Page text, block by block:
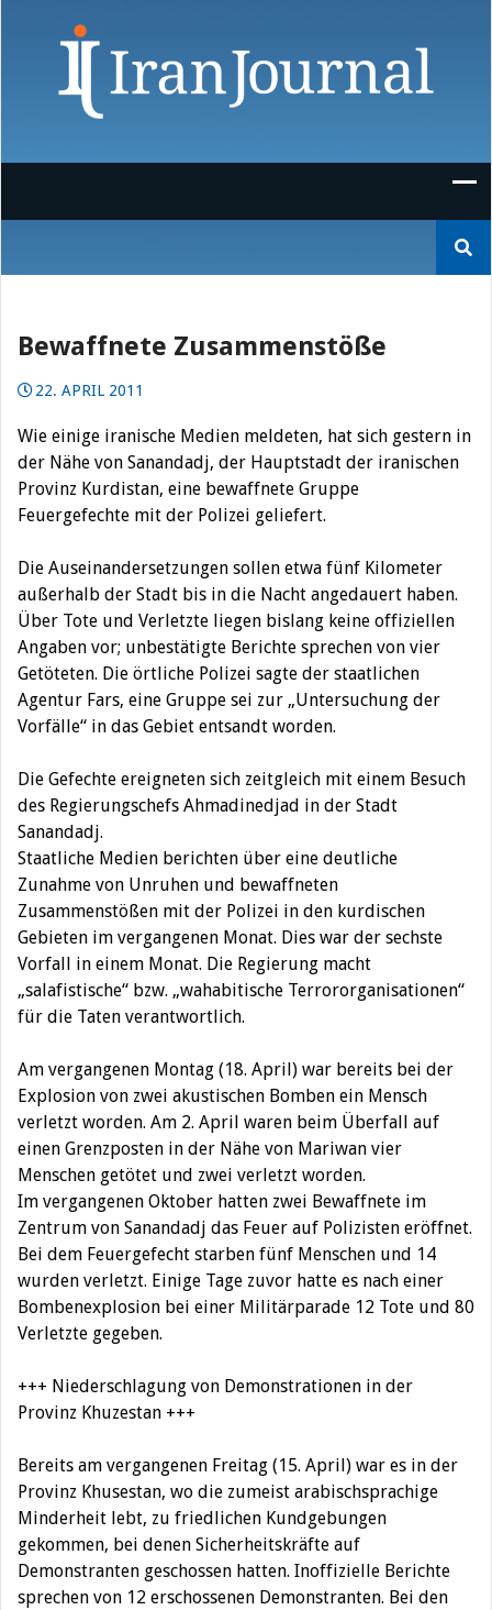
nach:
Bewaffnete Zusammenstöße
22. APRIL 2011
Wie einige iranische Medien meldeten, hat sich gestern in
der Nähe von Sanandadj, der Hauptstadt der iranischen
Provinz Kurdistan, eine bewaffnete Gruppe
Feuergefechte mit der Polizei geliefert.
Die Auseinandersetzungen sollen etwa fünf Kilometer
außerhalb der Stadt bis in die Nacht angedauert haben.
Über Tote und Verletzte liegen bislang keine offiziellen
Angaben vor; unbestätigte Berichte sprechen von vier
Getöteten. Die örtliche Polizei sagte der staatlichen
Agentur Fars, eine Gruppe sei zur „Untersuchung der
Vorfälle“ in das Gebiet entsandt worden.
Die Gefechte ereigneten sich zeitgleich mit einem Besuch
des Regierungschefs Ahmadinedjad in der Stadt
Sanandadj.
Staatliche Medien berichten über eine deutliche
Zunahme von Unruhen und bewaffneten
Zusammenstößen mit der Polizei in den kurdischen
Gebieten im vergangenen Monat. Dies war der sechste
Vorfall in einem Monat. Die Regierung macht
„salafistische“ bzw. „wahabitische Terrororganisationen“
für die Taten verantwortlich.
Am vergangenen Montag (18. April) war bereits bei der
Explosion von zwei akustischen Bomben ein Mensch
verletzt worden. Am 2. April waren beim Überfall auf
einen Grenzposten in der Nähe von Mariwan vier
Menschen getötet und zwei verletzt worden.
Im vergangenen Oktober hatten zwei Bewaffnete im
Zentrum von Sanandadj das Feuer auf Polizisten eröffnet.
Bei dem Feuergefecht starben fünf Menschen und 14
wurden verletzt. Einige Tage zuvor hatte es nach einer
Bombenexplosion bei einer Militärparade 12 Tote und 80
Verletzte gegeben.
+++ Niederschlagung von Demonstrationen in der
Provinz Khuzestan +++‎
Bereits am vergangenen Freitag (15. April) war es in der
Provinz Khusestan, wo die zumeist arabischsprachige
Minderheit lebt, zu friedlichen Kundgebungen
gekommen, bei denen Sicherheitskräfte auf
Demonstranten geschossen hatten. Inoffizielle Berichte
sprechen von 12 erschossenen Demonstranten. Bei den